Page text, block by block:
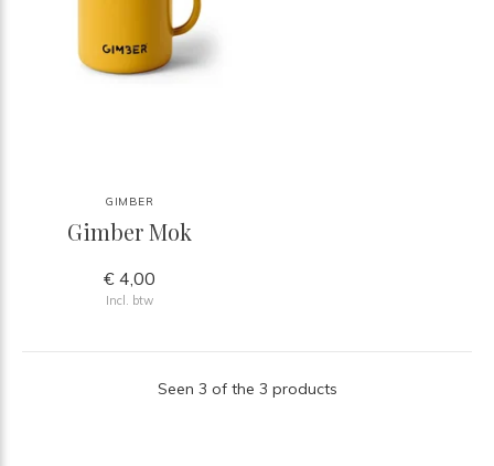
GIMBER
Gimber Mok
€ 4,00
Incl. btw
Seen 3 of the 3 products